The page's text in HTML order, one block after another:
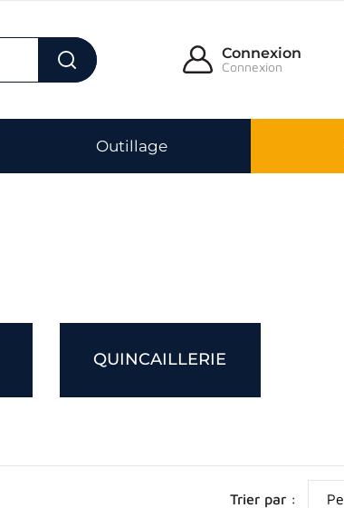
Connexion
Connexion
Outillage
QUINCAILLERIE
Trier par :